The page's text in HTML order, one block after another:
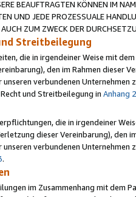
BEAUFTRAGTEN KÖNNEN IM
UND JEDE PROZESSUALE
ZUM ZWECK DER
Streitbeilegung
die in irgendeiner Weise mit
den im Rahmen dieser
verbundenen
und Streitbeilegung in Anhang 2
die in irgendeiner
dieser Vereinbarung), den
verbundenen
.
im Zusammenhang mit dem